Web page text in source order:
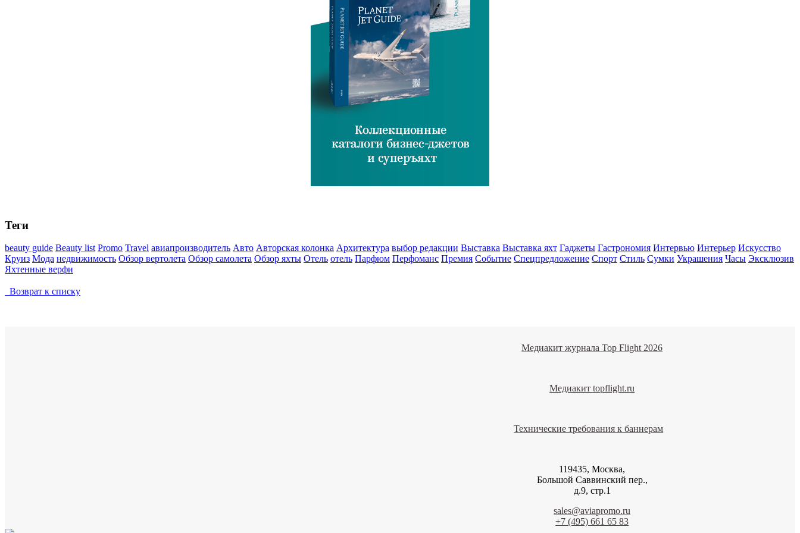
Теги
beauty guide Beauty list Promo Travel авиапроизводитель Авто Авторская колонка Архитектура выбор редакции Выставка Выставка яхт Гаджеты Гастрономия Интервью Интерьер Искусство
Круиз Мода недвижимость Обзор вертолета Обзор самолета Обзор яхты Отель отель Парфюм Перфоманс Премия Событие Спецпредложение Спорт Стиль Сумки Украшения Часы Эксклюзив
Яхтенные верфи
Возврат к списку
Медиакит журнала Top Flight 2026
Медиакит topflight.ru
Технические требования к баннерам
119435, Москва,
Большой Саввинский пер.,
д.9, стр.1
sales@aviapromo.ru
+7 (495) 661 65 83